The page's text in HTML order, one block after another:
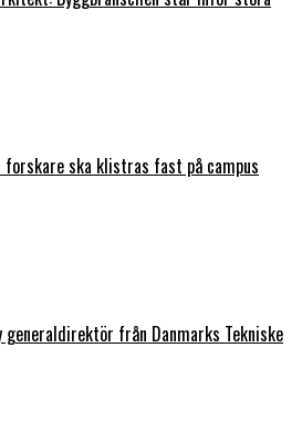
forskare ska klistras fast på campus
generaldirektör från Danmarks Tekniske